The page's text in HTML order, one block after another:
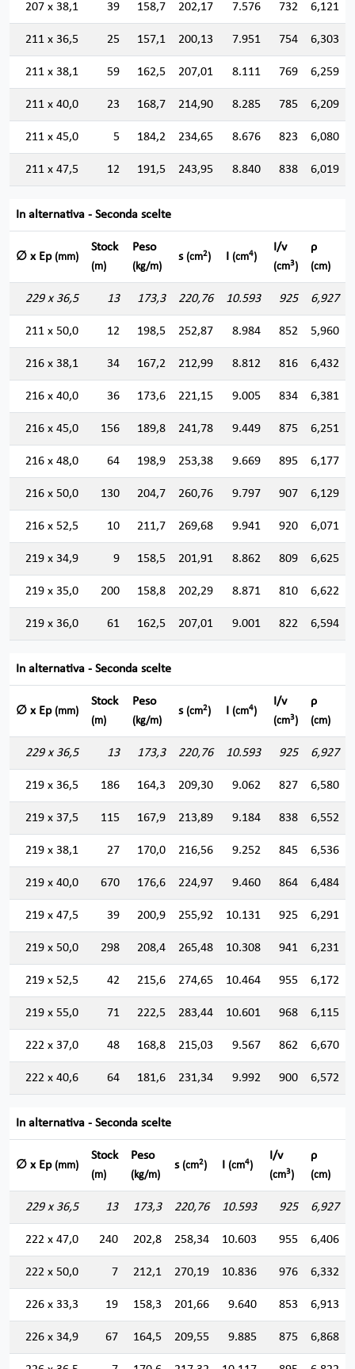
207 x 38,1 39 158,7 202,17 7.576 732 6,121
211 x 36,5 25 157,1 200,13 7.951 754 6,303
211 x 38,1 59 162,5 207,01 8.111 769 6,259
211 x 40,0 23 168,7 214,90 8.285 785 6,209
211 x 45,0 5 184,2 234,65 8.676 823 6,080
211 x 47,5 12 191,5 243,95 8.840 838 6,019
In alternativa - Seconda scelte
∅ x Ep (mm)
Stock
(m)
Peso
(kg/m)
s (cm2) I (cm4)
I/v
(cm3)
ρ
(cm)
229 x 36,5 13 173,3 220,76 10.593 925 6,927
211 x 50,0 12 198,5 252,87 8.984 852 5,960
216 x 38,1 34 167,2 212,99 8.812 816 6,432
216 x 40,0 36 173,6 221,15 9.005 834 6,381
216 x 45,0 156 189,8 241,78 9.449 875 6,251
216 x 48,0 64 198,9 253,38 9.669 895 6,177
216 x 50,0 130 204,7 260,76 9.797 907 6,129
216 x 52,5 10 211,7 269,68 9.941 920 6,071
219 x 34,9 9 158,5 201,91 8.862 809 6,625
219 x 35,0 200 158,8 202,29 8.871 810 6,622
219 x 36,0 61 162,5 207,01 9.001 822 6,594
In alternativa - Seconda scelte
∅ x Ep (mm)
Stock
(m)
Peso
(kg/m)
s (cm2) I (cm4)
I/v
(cm3)
ρ
(cm)
229 x 36,5 13 173,3 220,76 10.593 925 6,927
219 x 36,5 186 164,3 209,30 9.062 827 6,580
219 x 37,5 115 167,9 213,89 9.184 838 6,552
219 x 38,1 27 170,0 216,56 9.252 845 6,536
219 x 40,0 670 176,6 224,97 9.460 864 6,484
219 x 47,5 39 200,9 255,92 10.131 925 6,291
219 x 50,0 298 208,4 265,48 10.308 941 6,231
219 x 52,5 42 215,6 274,65 10.464 955 6,172
219 x 55,0 71 222,5 283,44 10.601 968 6,115
222 x 37,0 48 168,8 215,03 9.567 862 6,670
222 x 40,6 64 181,6 231,34 9.992 900 6,572
In alternativa - Seconda scelte
∅ x Ep (mm)
Stock
(m)
Peso
(kg/m)
s (cm2) I (cm4)
I/v
(cm3)
ρ
(cm)
229 x 36,5 13 173,3 220,76 10.593 925 6,927
222 x 47,0 240 202,8 258,34 10.603 955 6,406
222 x 50,0 7 212,1 270,19 10.836 976 6,332
226 x 33,3 19 158,3 201,66 9.640 853 6,913
226 x 34,9 67 164,5 209,55 9.885 875 6,868